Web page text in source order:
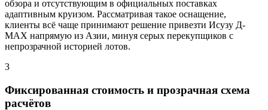
обзора и отсутствующим в официальных поставках
адаптивным круизом. Рассматривая такое оснащение,
клиенты всё чаще принимают решение привезти Исузу Д-
МАХ напрямую из Азии, минуя серых перекупщиков с
непрозрачной историей лотов.
3
Фиксированная стоимость и прозрачная схема
расчётов